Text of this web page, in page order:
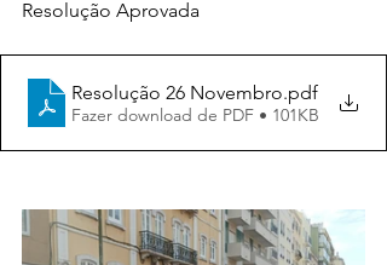
Resolução Aprovada
Resolução 26 Novembro.pdf
Fazer download de PDF • 101KB